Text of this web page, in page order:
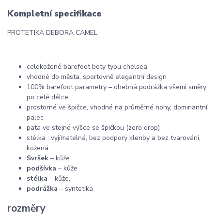
Kompletní specifikace
PROTETIKA DEBORA CAMEL
celokožené barefoot boty typu chelsea
vhodné do města, sportovně elegantní design
100% barefoot parametry – ohebná podrážka všemi směry
po celé délce
prostorné ve špičce, vhodné na průměrné nohy, dominantní
palec
pata ve stejné výšce se špičkou (zero drop)
stélka : vyjímatelná, bez podpory klenby a bez tvarování,
kožená
Svršek – kůže
podšívka – kůže
stélka – kůže,
podrážka – syntetika
rozměry